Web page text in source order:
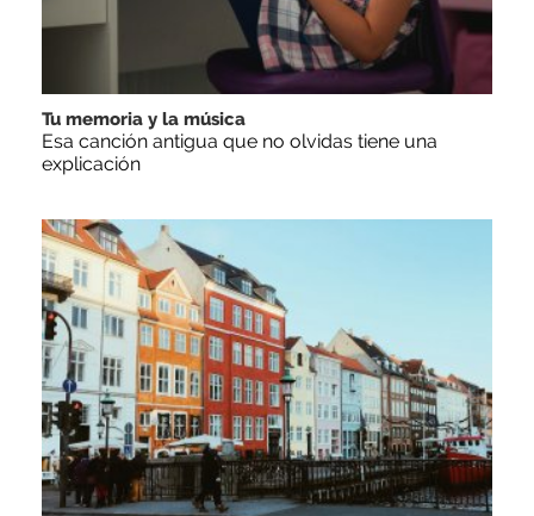
Tu memoria y la música
Esa canción antigua que no olvidas tiene una
explicación